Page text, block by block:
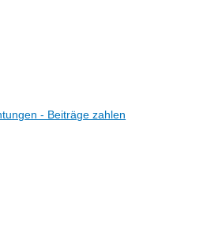
- Beiträge zahlen